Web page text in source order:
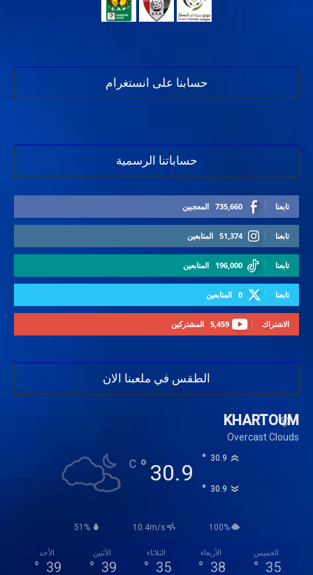
حسابنا على انستغرام
حساباتنا الرسمية
735,660 المعجبين تابعنا
51,374 المتابعين تابعنا
196,000 المتابعين تابعنا
0 المتابعين تابعنا
5,459 المشتركين الاشتراك
الطقس في ملعبنا الان
KHARTOUM
Overcast Clouds
30.9
°
C 30.9
°
30.9
°
51% 10.4m/s 100%
الأحد
39
°
الأثنين
39
°
الثلاثاء
35
°
الأربعاء
38
°
الخميس
35
°